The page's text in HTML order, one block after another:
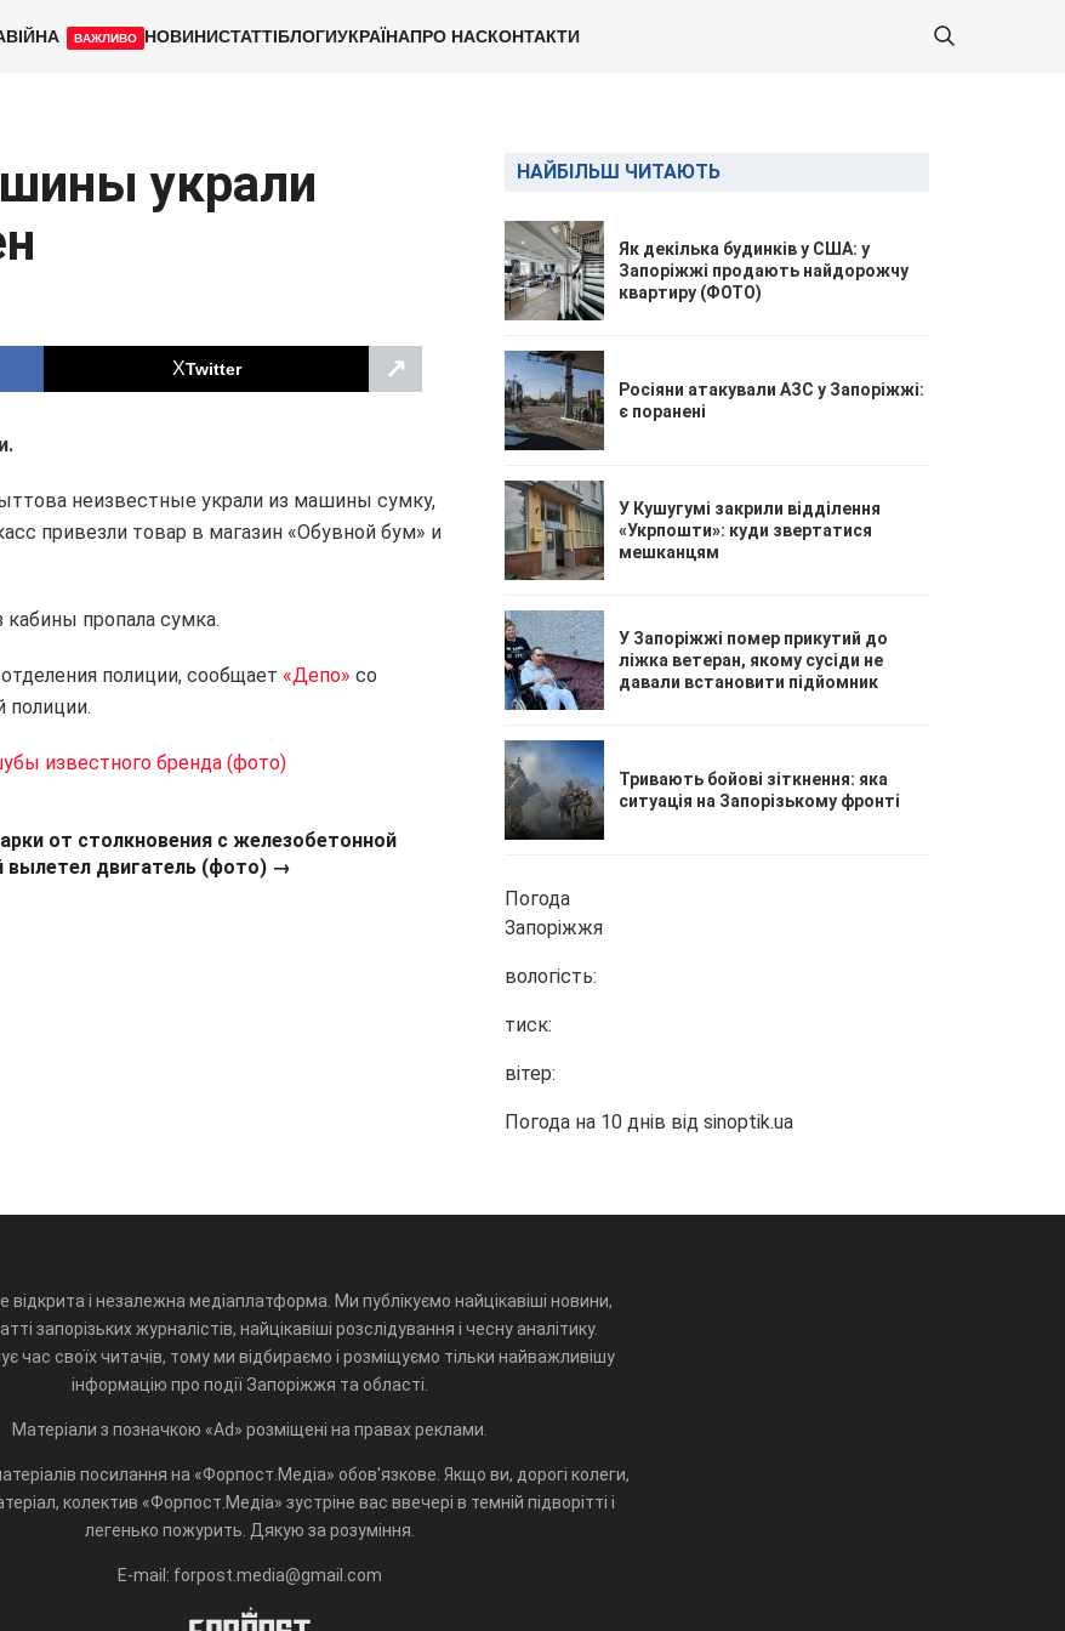
ВІЙНА ВАЖЛИВО НОВИНИСТАТТІБЛОГИУКРАЇНАПРО НАСКОНТАКТИ
украли
Twitter ↗
неизвестные украли из машины сумку,
привезли товар в магазин «Обувной бум» и
кабины пропала сумка.
полиции, сообщает «Депо» со
полиции.
известного бренда (фото)
от столкновения с железобетонной
вылетел двигатель (фото) →
НАЙБІЛЬШ ЧИТАЮТЬ
Як декілька будинків у США: у
Запоріжжі продають найдорожчу
квартиру (ФОТО)
Росіяни атакували АЗС у Запоріжжі:
є поранені
У Кушугумі закрили відділення
«Укрпошти»: куди звертатися
мешканцям
У Запоріжжі помер прикутий до
ліжка ветеран, якому сусіди не
давали встановити підйомник
Тривають бойові зіткнення: яка
ситуація на Запорізькому фронті
Погода
Запоріжжя
вологість:
тиск:
вітер:
Погода на 10 днів від sinoptik.ua
відкрита і незалежна медіаплатформа. Ми публікуємо найцікавіші новини,
запорізьких журналістів, найцікавіші розслідування і чесну аналітику.
час своїх читачів, тому ми відбираємо і розміщуємо тільки найважливішу
інформацію про події Запоріжжя та області.
Матеріали з позначкою «Ad» розміщені на правах реклами.
посилання на «Форпост.Медіа» обов'язкове. Якщо ви, дорогі колеги,
колектив «Форпост.Медіа» зустріне вас ввечері в темній підворітті і
легенько пожурить. Дякую за розуміння.
E-mail: forpost.media@gmail.com